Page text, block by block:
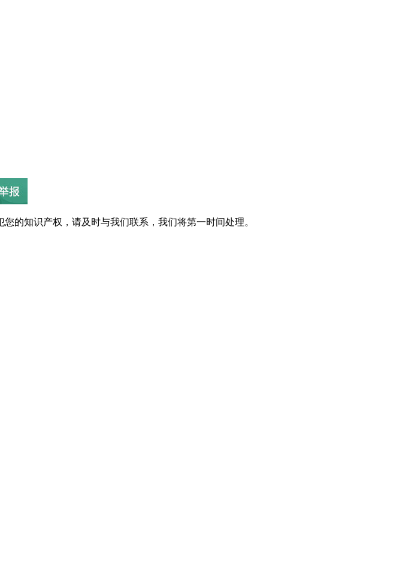
的知识产权，请及时与我们联系，我们将第一时间处理。